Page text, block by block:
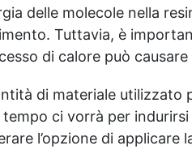
delle molecole nella
Tuttavia, è
di calore può
di materiale utilizzato
ci vorrà per
l’opzione di applicare